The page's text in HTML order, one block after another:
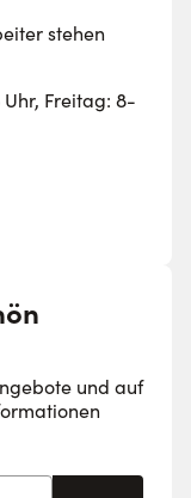
stehen
Freitag: 8-
und auf